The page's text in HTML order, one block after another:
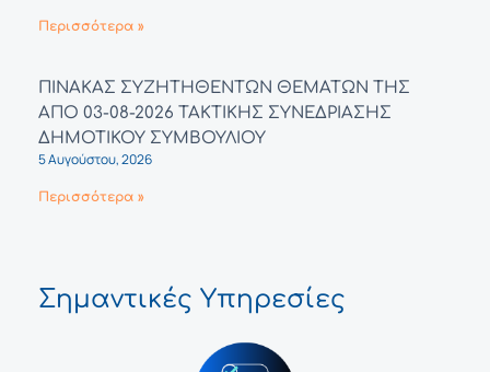
Περισσότερα »
ΠΙΝΑΚΑΣ ΣΥΖΗΤΗΘΕΝΤΩΝ ΘΕΜΑΤΩΝ ΤΗΣ
ΑΠΟ 03-08-2026 ΤΑΚΤΙΚΗΣ ΣΥΝΕΔΡΙΑΣΗΣ
ΔΗΜΟΤΙΚΟΥ ΣΥΜΒΟΥΛΙΟΥ
5 Αυγούστου, 2026
Περισσότερα »
Σημαντικές Υπηρεσίες